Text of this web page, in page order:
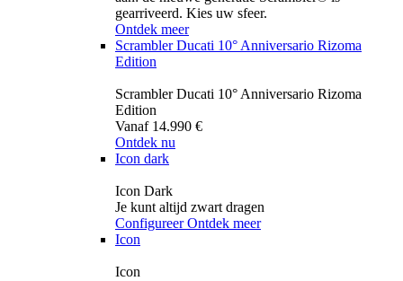
gearriveerd. Kies uw sfeer.
Ontdek meer
Scrambler Ducati 10° Anniversario Rizoma
Edition
Scrambler Ducati 10° Anniversario Rizoma
Edition
Vanaf 14.990 €
Ontdek nu
Icon dark
Icon Dark
Je kunt altijd zwart dragen
Configureer Ontdek meer
Icon
Icon